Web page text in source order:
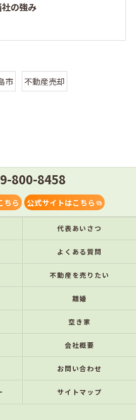
社の強み
市 不動産売却
800-8458
ちら 公式サイトはこちら
代表あいさつ
よくある質問
不動産を売りたい
離婚
空き家
会社概要
お問い合わせ
サイトマップ